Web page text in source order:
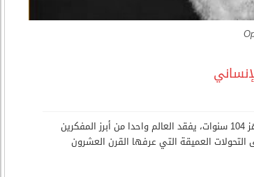
برحيل الفيلسوف وعالم الاجتماع الفرنسي إدغار موران عن عمر ناهز 104 سنوات، يفقد العالم واحدا من أبرز المفكرين
التحولات العميقة التي عرفها القرن العشرون